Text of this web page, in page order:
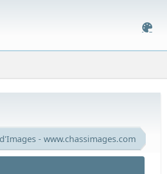
- www.chassimages.com